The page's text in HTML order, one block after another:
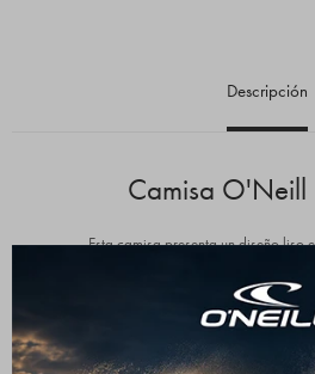
Descripción
Camisa O'Neill
Esta camisa presenta un diseño liso
que transmite frescura y equilibrio.
aporta un detalle distintivo sin
convirtiéndola en una prenda fácil
atemporal.